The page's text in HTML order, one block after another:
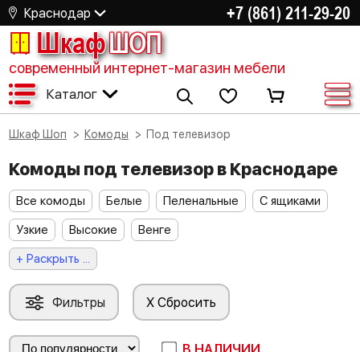
Краснодар +7 (861) 211-29-20
ШкафШОП
современный интернет-магазин мебели
Каталог
Шкаф Шоп Комоды Под телевизор
Комоды под телевизор в Краснодаре
Все комоды Белые Пеленальные
С ящиками
Узкие
Высокие
Венге
+ Раскрыть ...
Фильтры X Сбросить